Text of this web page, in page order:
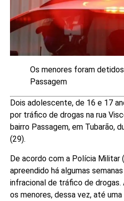
Os menores foram
Passagem
Dois adolescente, de 16 e 17
por tráfico de drogas na rua
bairro Passagem, em Tubarão,
(29).
De acordo com a Polícia Militar
apreendido há algumas
infracional de tráfico de drogas.
os menores, dessa vez, até